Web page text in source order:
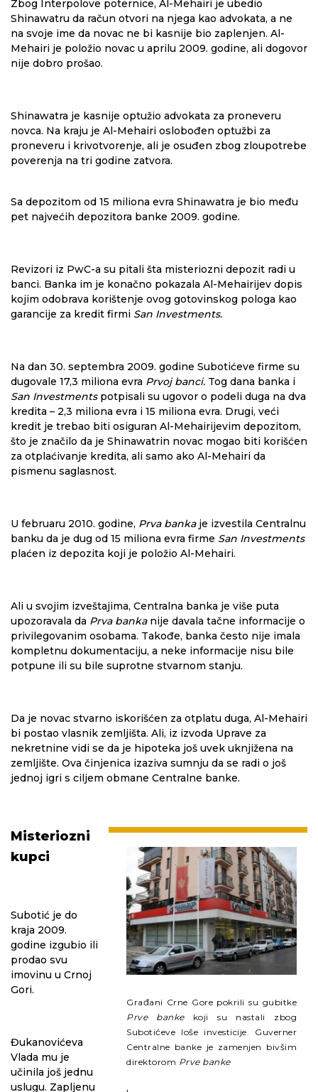
Zbog Interpolove poternice, Al-Mehairi je ubedio
Shinawatru da račun otvori na njega kao advokata, a ne
na svoje ime da novac ne bi kasnije bio zaplenjen. Al-
Mehairi je položio novac u aprilu 2009. godine, ali dogovor
nije dobro prošao.
Shinawatra je kasnije optužio advokata za proneveru
novca. Na kraju je Al-Mehairi oslobođen optužbi za
proneveru i krivotvorenje, ali je osuđen zbog zloupotrebe
poverenja na tri godine zatvora.
Sa depozitom od 15 miliona evra Shinawatra je bio među
pet najvećih depozitora banke 2009. godine.
Revizori iz PwC-a su pitali šta misteriozni depozit radi u
banci. Banka im je konačno pokazala Al-Mehairijev dopis
kojim odobrava korištenje ovog gotovinskog pologa kao
garancije za kredit firmi San Investments.
Na dan 30. septembra 2009. godine Subotićeve firme su
dugovale 17,3 miliona evra Prvoj banci. Tog dana banka i
San Investmentspotpisali su ugovor o podeli duga na dva
kredita – 2,3 miliona evra i 15 miliona evra. Drugi, veći
kredit je trebao biti osiguran Al-Mehairijevim depozitom,
što je značilo da je Shinawatrin novac mogao biti korišćen
za otplaćivanje kredita, ali samo ako Al-Mehairi da
pismenu saglasnost.
U februaru 2010. godine, Prva bankaje izvestila Centralnu
banku da je dug od 15 miliona evra firme San Investments
plaćen iz depozita koji je položio Al-Mehairi.
Ali u svojim izveštajima, Centralna banka je više puta
upozoravala da Prva bankanije davala tačne informacije o
privilegovanim osobama. Takođe, banka često nije imala
kompletnu dokumentaciju, a neke informacije nisu bile
potpune ili su bile suprotne stvarnom stanju.
Da je novac stvarno iskorišćen za otplatu duga, Al-Mehairi
bi postao vlasnik zemljišta. Ali, iz izvoda Uprave za
nekretnine vidi se da je hipoteka još uvek uknjižena na
zemljište. Ova činjenica izaziva sumnju da se radi o još
jednoj igri s ciljem obmane Centralne banke.
Građani Crne Gore pokrili su gubitke
Prve bankekoji su nastali zbog
Subotićeve loše investicije. Guverner
Centralne banke je zamenjen bivšim
direktorom Prve banke
,
Misteriozni
kupci
Subotić je do
kraja 2009.
godine izgubio ili
prodao svu
imovinu u Crnoj
Gori.
Đukanovićeva
Vlada mu je
učinila još jednu
uslugu. Zapljenu